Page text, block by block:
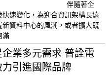
伴隨著企
速變化，為迎合資訊架構長遠
資料中心的風潮，或者擴大既
滿
企業多元需求 普詮電
力引進國際品牌